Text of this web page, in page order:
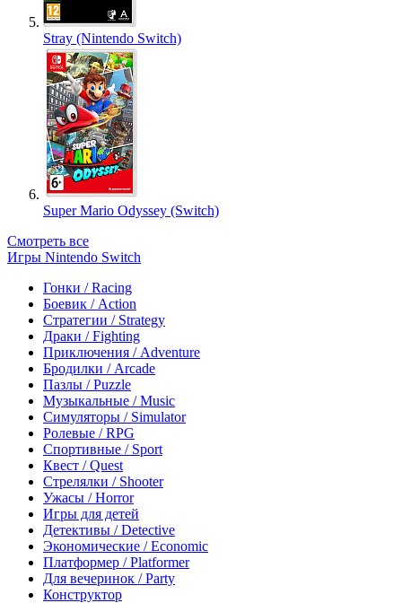
Stray (Nintendo Switch)
Super Mario Odyssey (Switch)
Смотреть все
Игры Nintendo Switch
Гонки / Racing
Боевик / Action
Стратегии / Strategy
Драки / Fighting
Приключения / Adventure
Бродилки / Arcade
Пазлы / Puzzle
Музыкальные / Music
Симуляторы / Simulator
Ролевые / RPG
Спортивные / Sport
Квест / Quest
Стрелялки / Shooter
Ужасы / Horror
Игры для детей
Детективы / Detective
Экономические / Economic
Платформер / Platformer
Для вечеринок / Party
Конструктор